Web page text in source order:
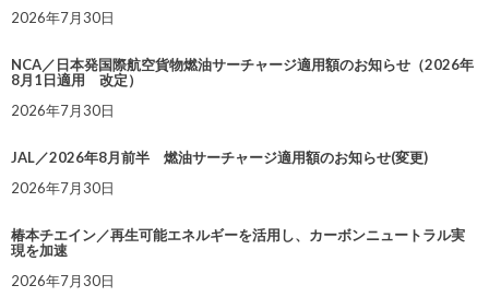
2026年7月30日
NCA／日本発国際航空貨物燃油サーチャージ適用額のお知らせ（2026年
8月1日適用 改定）
2026年7月30日
JAL／2026年8月前半 燃油サーチャージ適用額のお知らせ(変更)
2026年7月30日
椿本チエイン／再生可能エネルギーを活用し、カーボンニュートラル実
現を加速
2026年7月30日